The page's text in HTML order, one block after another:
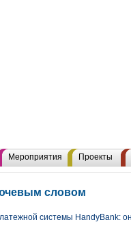
Мероприятия Проекты
словом
системы HandyBank: